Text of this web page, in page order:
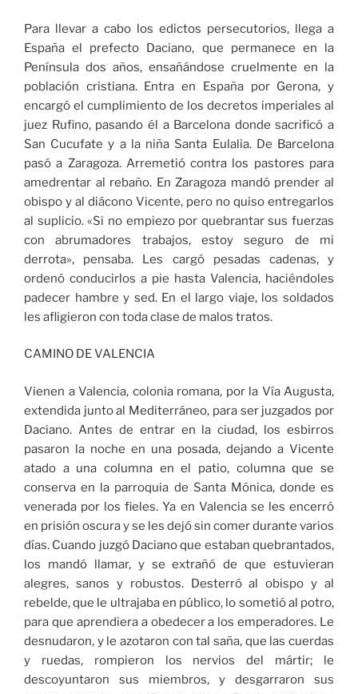
Para llevar a cabo los edictos persecutorios, llega a
España el prefecto Daciano, que permanece en la
Península dos años, ensañándose cruelmente en la
población cristiana. Entra en España por Gerona, y
encargó el cumplimiento de los decretos imperiales al
juez Rufino, pasando él a Barcelona donde sacrificó a
San Cucufate y a la niña Santa Eulalia. De Barcelona
pasó a Zaragoza. Arremetió contra los pastores para
amedrentar al rebaño. En Zaragoza mandó prender al
obispo y al diácono Vicente, pero no quiso entregarlos
al suplicio. «Si no empiezo por quebrantar sus fuerzas
con abrumadores trabajos, estoy seguro de mi
derrota», pensaba. Les cargó pesadas cadenas, y
ordenó conducirlos a pie hasta Valencia, haciéndoles
padecer hambre y sed. En el largo viaje, los soldados
les afligieron con toda clase de malos tratos.
CAMINO DE VALENCIA
Vienen a Valencia, colonia romana, por la Vía Augusta,
extendida junto al Mediterráneo, para ser juzgados por
Daciano. Antes de entrar en la ciudad, los esbirros
pasaron la noche en una posada, dejando a Vicente
atado a una columna en el patio, columna que se
conserva en la parroquia de Santa Mónica, donde es
venerada por los fieles. Ya en Valencia se les encerró
en prisión oscura y se les dejó sin comer durante varios
días. Cuando juzgó Daciano que estaban quebrantados,
los mandó llamar, y se extrañó de que estuvieran
alegres, sanos y robustos. Desterró al obispo y al
rebelde, que le ultrajaba en público, lo sometió al potro,
para que aprendiera a obedecer a los emperadores. Le
desnudaron, y le azotaron con tal saña, que las cuerdas
y ruedas, rompieron los nervios del mártir; le
descoyuntaron sus miembros, y desgarraron sus